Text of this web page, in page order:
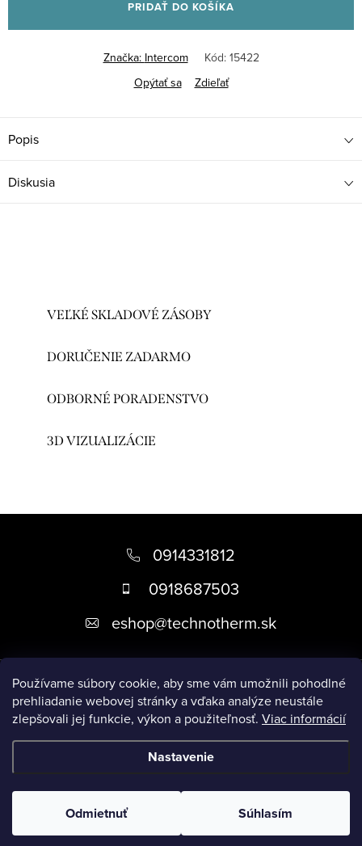
Používame súbory cookie, aby sme vám umožnili pohodlné
prehliadanie webovej stránky a vďaka analýze neustále
zlepšovali jej funkcie, výkon a použiteľnosť. Viac informácií
Nastavenie
Odmietnuť Súhlasím
PRIDAŤ DO KOŠÍKA
Značka: Intercom Kód: 15422
Opýtať sa
Zdieľať
Popis
Diskusia
VEĽKÉ SKLADOVÉ ZÁSOBY
DORUČENIE ZADARMO
ODBORNÉ PORADENSTVO
3D VIZUALIZÁCIE
i
0914331812
0918687503
eshop@technotherm.sk
Informácie
Prijímame online platby
Upraviť nastavenie cookies